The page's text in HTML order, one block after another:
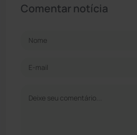
Comentar notícia